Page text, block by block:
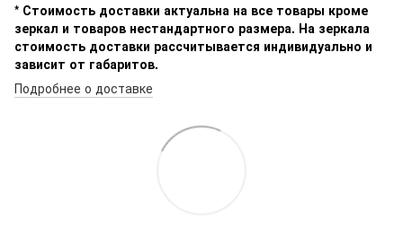
* Стоимость доставки актуальна на все товары кроме
зеркал и товаров нестандартного размера. На зеркала
стоимость доставки рассчитывается индивидуально и
зависит от габаритов.
Подробнее о доставке